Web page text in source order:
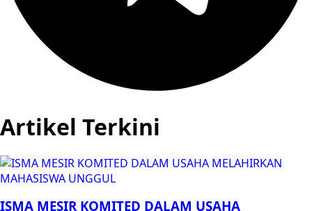
Artikel Terkini
ISMA MESIR KOMITED DALAM USAHA